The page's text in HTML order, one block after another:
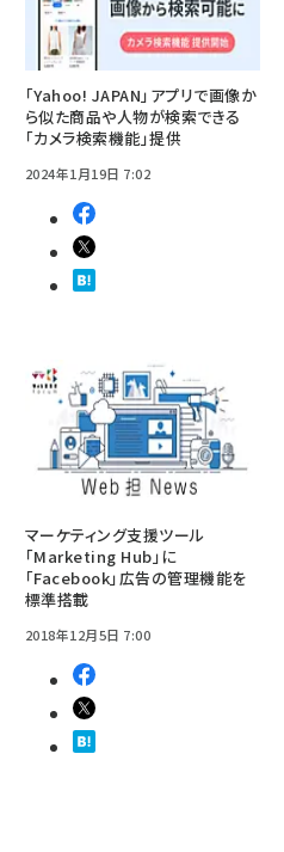
「Yahoo! JAPAN」アプリで画像か
ら似た商品や人物が検索できる
「カメラ検索機能」提供
2024年1月19日 7:02
マーケティング支援ツール
「Marketing Hub」に
「Facebook」広告の管理機能を
標準搭載
2018年12月5日 7:00